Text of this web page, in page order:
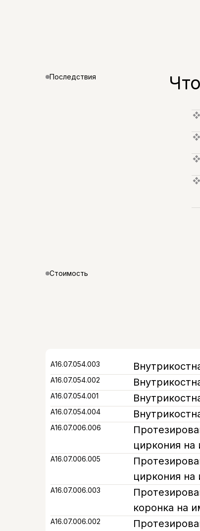
Последствия
А16.07.054.003
А16.07.054.002
А16.07.054.001
А16.07.054.004
А16.07.006.006
циркония на
А16.07.006.005
циркония на
А16.07.006.003
коронка на
А16.07.006.002
Стоимость